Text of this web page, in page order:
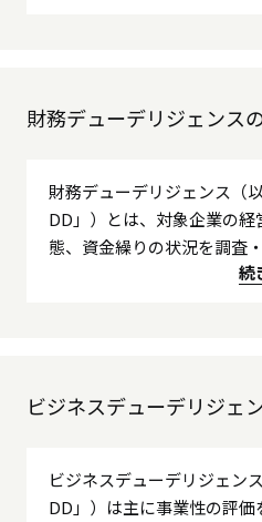
財務デューデリジェンス
財務デューデリジェンス（
DD」）とは、対象企業の
態、資金繰りの状況を調査
続
ビジネスデューデリジェ
ビジネスデューデリジェン
DD」）は主に事業性の評価